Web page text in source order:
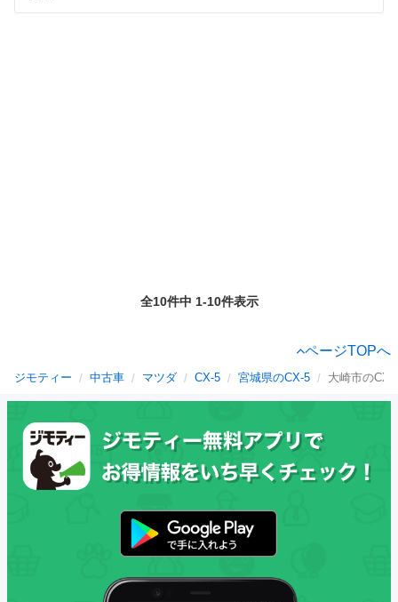
全10件中 1-10件表示
ページTOPへ
ジモティー 中古車 マツダ CX-5 宮城県のCX-5 大崎市のCX-